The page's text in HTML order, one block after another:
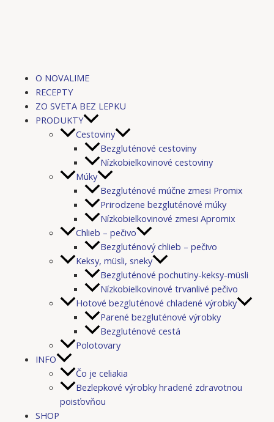
O NOVALIME
RECEPTY
ZO SVETA BEZ LEPKU
PRODUKTY
Cestoviny
Bezgluténové cestoviny
Nízkobielkovinové cestoviny
Múky
Bezgluténové múčne zmesi Promix
Prirodzene bezgluténové múky
Nízkobielkovinové zmesi Apromix
Chlieb – pečivo
Bezgluténový chlieb – pečivo
Keksy, müsli, sneky
Bezgluténové pochutiny-keksy-müsli
Nízkobielkovinové trvanlivé pečivo
Hotové bezgluténové chladené výrobky
Parené bezgluténové výrobky
Bezgluténové cestá
Polotovary
INFO
Čo je celiakia
Bezlepkové výrobky hradené zdravotnou
poisťovňou
SHOP